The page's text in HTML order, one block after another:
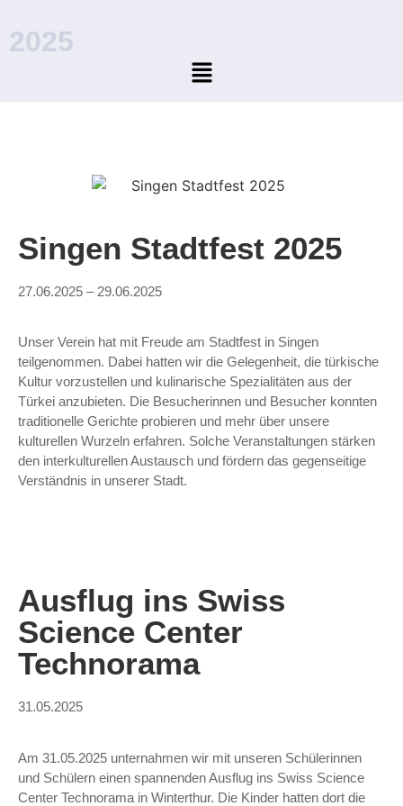
2025
Singen Stadtfest 2025​
27.06.2025 – 29.06.2025
Unser Verein hat mit Freude am Stadtfest in Singen
teilgenommen. Dabei hatten wir die Gelegenheit, die türkische
Kultur vorzustellen und kulinarische Spezialitäten aus der
Türkei anzubieten. Die Besucherinnen und Besucher konnten
traditionelle Gerichte probieren und mehr über unsere
kulturellen Wurzeln erfahren. Solche Veranstaltungen stärken
den interkulturellen Austausch und fördern das gegenseitige
Verständnis in unserer Stadt.
Ausflug ins Swiss
Science Center
Technorama​
31.05.2025
Am 31.05.2025 unternahmen wir mit unseren Schülerinnen
und Schülern einen spannenden Ausflug ins Swiss Science
Center Technorama in Winterthur. Die Kinder hatten dort die